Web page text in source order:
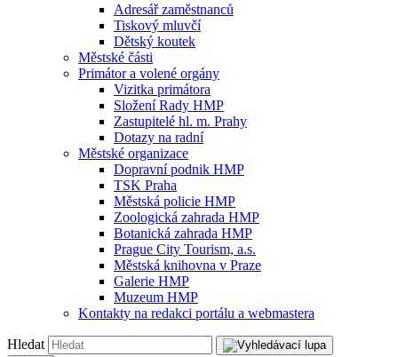
Adresář zaměstnanců
Tiskový mluvčí
Dětský koutek
Městské části
Primátor a volené orgány
Vizitka primátora
Složení Rady HMP
Zastupitelé hl. m. Prahy
Dotazy na radní
Městské organizace
Dopravní podnik HMP
TSK Praha
Městská policie HMP
Zoologická zahrada HMP
Botanická zahrada HMP
Prague City Tourism, a.s.
Městská knihovna v Praze
Galerie HMP
Muzeum HMP
Kontakty na redakci portálu a webmastera
Hledat